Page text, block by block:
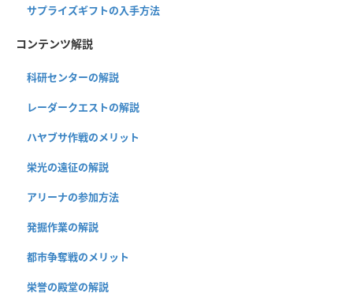
サプライズギフトの入手方法
コンテンツ解説
科研センターの解説
レーダークエストの解説
ハヤブサ作戦のメリット
栄光の遠征の解説
アリーナの参加方法
発掘作業の解説
都市争奪戦のメリット
栄誉の殿堂の解説